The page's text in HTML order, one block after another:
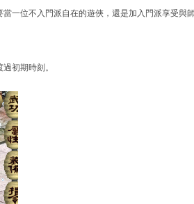
一位不入門派自在的遊俠，還是加入門派享受與
初期時刻。